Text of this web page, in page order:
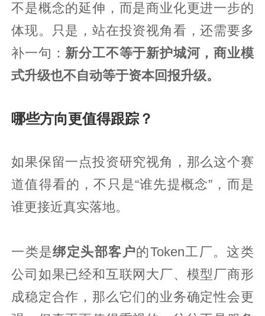
不是概念的延伸，而是商业化更进一步的
体现。只是，站在投资视角看，还需要多
补一句： 新分工不等于新护城河，商业模
式升级也不自动等于资本回报升级。
哪些方向更值得跟踪？
如果保留一点投资研究视角，那么这个赛
道值得看的，不只是“谁先提概念”，而是
谁更接近真实落地。
一类是绑定头部客户的Token工厂。这类
公司如果已经和互联网大厂、模型厂商形
成稳定合作，那么它们的业务确定性会更